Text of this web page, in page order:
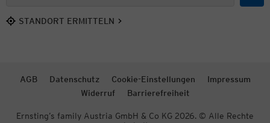
STANDORT ERMITTELN
AGB Datenschutz Cookie-Einstellungen
Impressum
Widerruf
Barrierefreiheit
Ernsting’s family Austria GmbH & Co KG 2026. © Alle Rechte